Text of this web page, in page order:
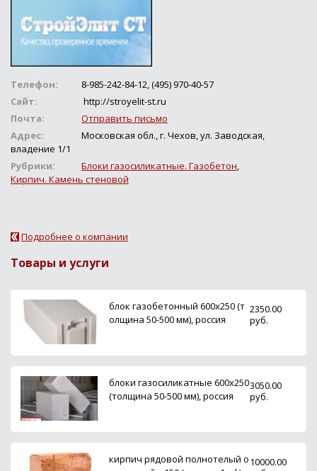
Телефон:
8-985-242-84-12, (495) 970-40-57
Сайт:
http://stroyelit-st.ru
Почта:
Отправить письмо
Адрес:
Московская обл., г. Чехов, ул. Заводская,
владение 1/1
Рубрики:
Блоки газосиликатные. Газобетон
Кирпич. Камень стеновой
Подробнее о компании
Товары и услуги
блок газобетонный 600х250 (т
олщина 50-500 мм), россия
2350.00
руб.
блоки газосиликатные 600х250
(толщина 50-500 мм), россия
3050.00
руб.
кирпич рядовой полнотелый о10000.00